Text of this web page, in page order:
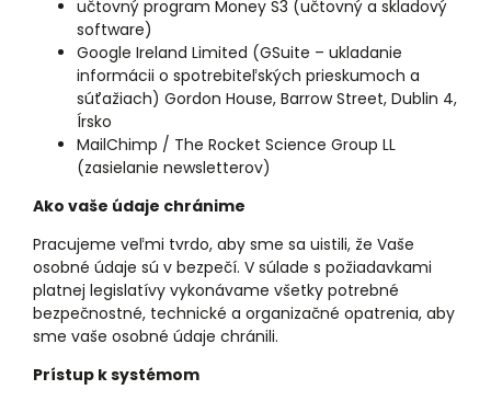
učtovný program Money S3 (učtovný a skladový
software)
Google Ireland Limited (GSuite – ukladanie
informácii o spotrebiteľských prieskumoch a
súťažiach) Gordon House, Barrow Street, Dublin 4,
Írsko
MailChimp / The Rocket Science Group LL
(zasielanie newsletterov)
Ako vaše údaje chránime
Pracujeme veľmi tvrdo, aby sme sa uistili, že Vaše
osobné údaje sú v bezpečí. V súlade s požiadavkami
platnej legislatívy vykonávame všetky potrebné
bezpečnostné, technické a organizačné opatrenia, aby
sme vaše osobné údaje chránili.
Prístup k systémom